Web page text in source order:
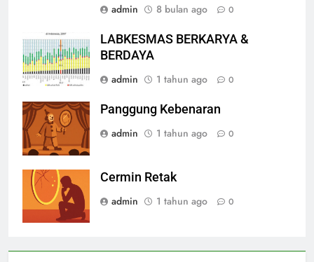
admin
8 bulan ago 0
LABKESMAS BERKARYA &
BERDAYA
admin
1 tahun ago 0
Panggung Kebenaran
admin
1 tahun ago 0
Cermin Retak
admin
1 tahun ago 0